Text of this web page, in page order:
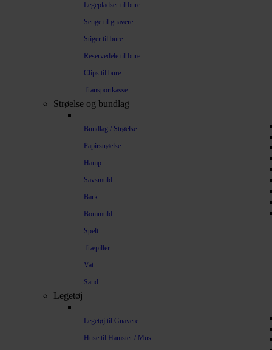
Legepladser til bure
Senge til gnavere
Stiger til bure
Reservedele til bure
Clips til bure
Transportkasse
Strøelse og bundlag
Bundlag / Strøelse
Papirstrøelse
Hamp
Savsmuld
Bark
Bommuld
Spelt
Træpiller
Vat
Sand
Legetøj
Legetøj til Gnavere
Huse til Hamster / Mus